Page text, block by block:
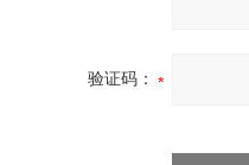
验证码：